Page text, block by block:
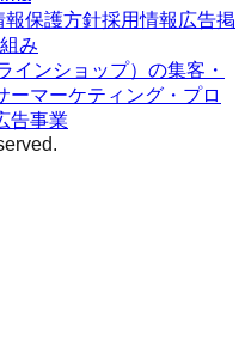
報保護方針採用情報 広告掲
み
インショップ）の集客・
ーマーケティング・プロ
告事業